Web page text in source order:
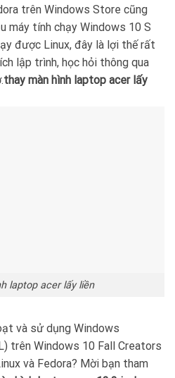
trên Windows Store cũng
máy tính chạy Windows 10 S
được Linux, đây là lợi thế rất
lập trình, học hỏi thông qua
thay màn hình laptop acer lấy
laptop acer lấy liền
và sử dụng Windows
trên Windows 10 Fall Creators
và Fedora? Mời bạn tham